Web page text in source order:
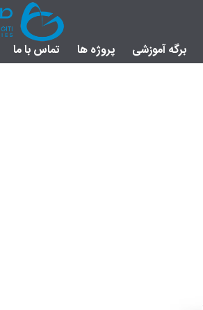
برگه آموزشی پروژه ها تماس با ما